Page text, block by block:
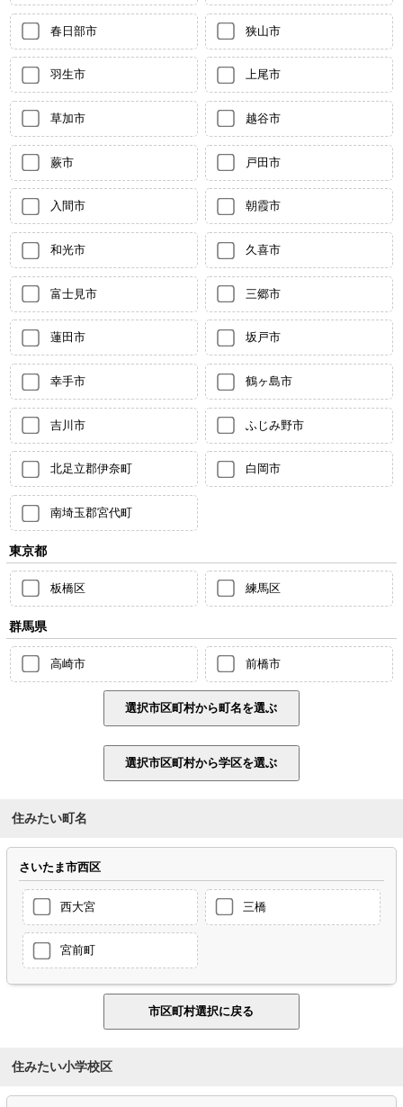
春日部市 狭山市
羽生市 上尾市
草加市 越谷市
蕨市 戸田市
入間市 朝霞市
和光市 久喜市
富士見市 三郷市
蓮田市 坂戸市
幸手市 鶴ヶ島市
吉川市 ふじみ野市
北足立郡伊奈町 白岡市
南埼玉郡宮代町
東京都
板橋区 練馬区
群馬県
高崎市 前橋市
住みたい町名
さいたま市西区
西大宮 三橋
宮前町
住みたい小学校区